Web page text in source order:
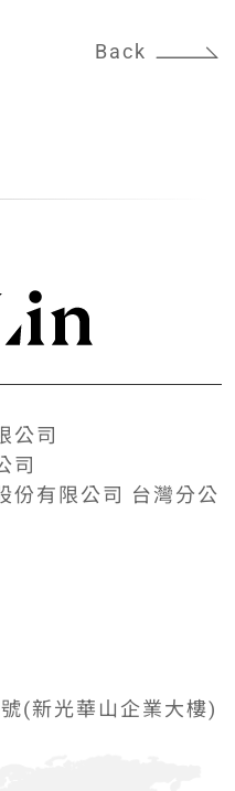
Back
公司
司
份有限公司 台灣分公
(新光華山企業大樓)